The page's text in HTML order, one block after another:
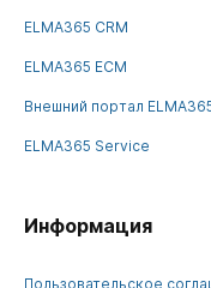
ELMA365 CRM
ELMA365 ECM
Внешний портал
ELMA365 Service
Информация
Пользовательское